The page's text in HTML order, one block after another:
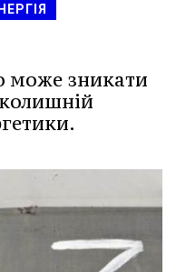
може зникати